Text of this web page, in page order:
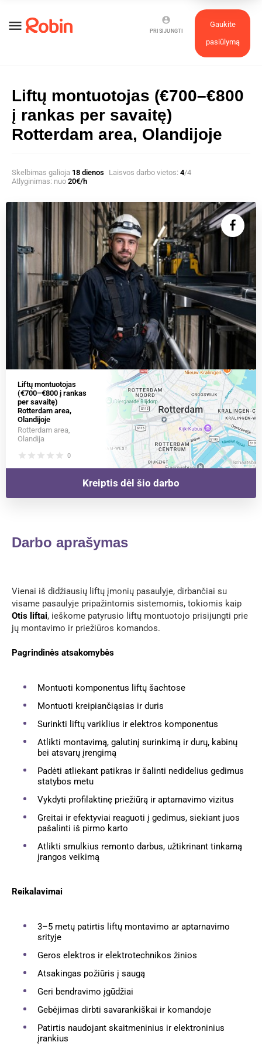
menu
Gaukite
pasiūlymą
account_circle
PRISIJUNGTI
Liftų montuotojas (€700–€800
į rankas per savaitę)
Rotterdam area, Olandijoje
Skelbimas galioja 18 dienos Laisvos darbo vietos: 4/4
Atlyginimas: nuo 20€/h
Liftų montuotojas
(€700–€800 į rankas
per savaitę)
Rotterdam area,
Olandijoje
Rotterdam area,
Olandija
star star star star star 0
Kreiptis dėl šio darbo
Darbo aprašymas
Vienai iš didžiausių liftų įmonių pasaulyje, dirbančiai su
visame pasaulyje pripažintomis sistemomis, tokiomis kaip
Otis liftai, ieškome patyrusio liftų montuotojo prisijungti prie
jų montavimo ir priežiūros komandos.
Pagrindinės atsakomybės
Montuoti komponentus liftų šachtose
Montuoti kreipiančiąsias ir duris
Surinkti liftų variklius ir elektros komponentus
Atlikti montavimą, galutinį surinkimą ir durų, kabinų
bei atsvarų įrengimą
Padėti atliekant patikras ir šalinti nedidelius gedimus
statybos metu
Vykdyti profilaktinę priežiūrą ir aptarnavimo vizitus
Greitai ir efektyviai reaguoti į gedimus, siekiant juos
pašalinti iš pirmo karto
Atlikti smulkius remonto darbus, užtikrinant tinkamą
įrangos veikimą
Reikalavimai
3–5 metų patirtis liftų montavimo ar aptarnavimo
srityje
Geros elektros ir elektrotechnikos žinios
Atsakingas požiūris į saugą
Geri bendravimo įgūdžiai
Gebėjimas dirbti savarankiškai ir komandoje
Patirtis naudojant skaitmeninius ir elektroninius
įrankius